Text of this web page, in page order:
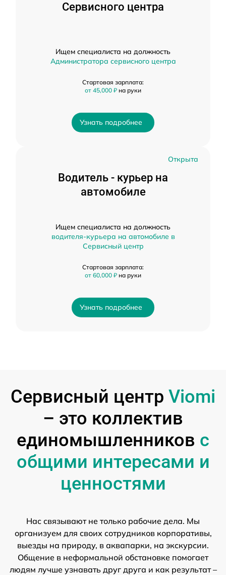
Сервисного центра
Ищем специалиста на должность
Администратора сервисного центра
Стартовая зарплата:
от 45,000 ₽ на руки
Узнать подробнее
Открыта
Водитель - курьер на
автомобиле
Ищем специалиста на должность
водителя-курьера на автомобиле в
Сервисный центр
Стартовая зарплата:
от 60,000 ₽ на руки
Узнать подробнее
Сервисный центр Viomi
– это коллектив
единомышленников с
общими интересами и
ценностями
Нас связывают не только рабочие дела. Мы
организуем для своих сотрудников корпоративы,
выезды на природу, в аквапарки, на экскурсии.
Общение в неформальной обстановке помогает
людям лучше узнавать друг друга и как результат –